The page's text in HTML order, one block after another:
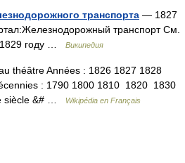
транспорта — 1827
транспорт См.
1829 году …
Википедия
théâtre Années : 1826 1827 1828
: 1790 1800 1810 1820 1830
siècle &# …
Wikipédia en Français